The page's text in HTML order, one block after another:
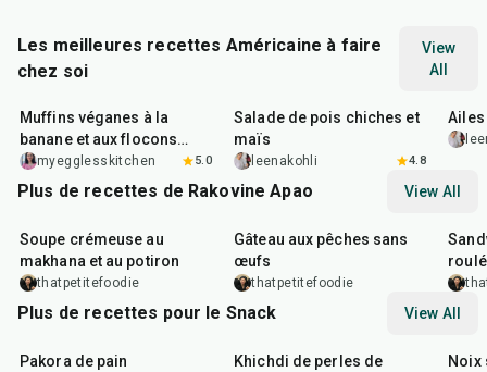
Les meilleures recettes Américaine à faire
chez soi
View
All
40min
Muffins véganes à la
banane et aux flocons
d'avoine
myegglesskitchen 5.0
Salade de pois chiches et
maïs
leenakohli 4.8
Ailes
Plus de recettes de Rakovine Apao View All
Soupe crémeuse au
makhana et au potiron
thatpetitefoodie
Gâteau aux pêches sans
œufs
thatpetitefoodie
Plus de recettes pour le Snack View All
Pakora de pain
Khichdi de perles de
Noix